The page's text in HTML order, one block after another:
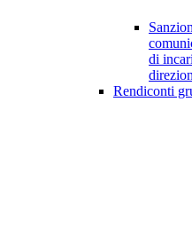
di
Rendiconti